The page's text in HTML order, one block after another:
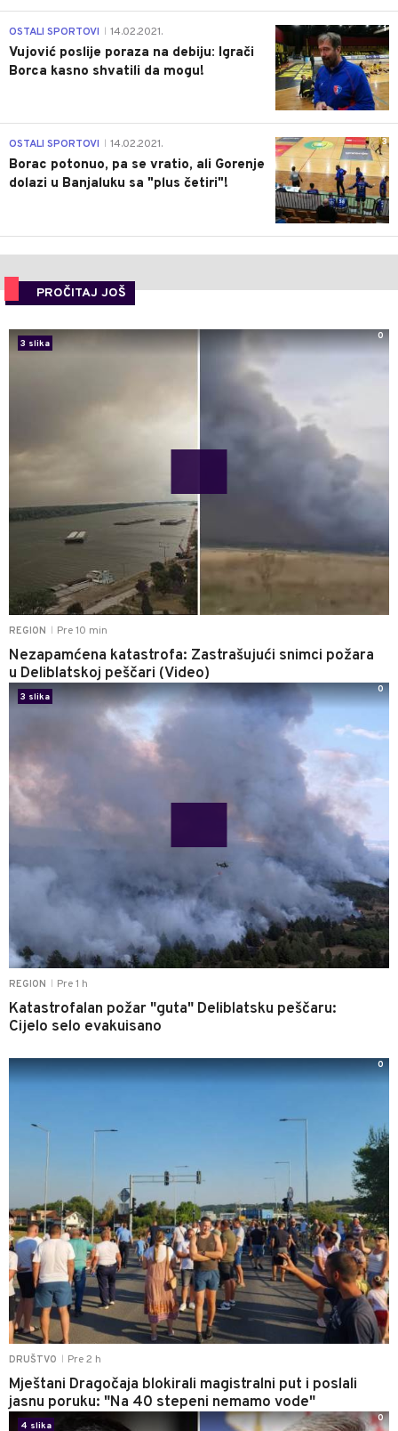
1
OSTALI SPORTOVI 14.02.2021.
Vujović poslije poraza na debiju: Igrači
Borca kasno shvatili da mogu!
3
OSTALI SPORTOVI 14.02.2021.
Borac potonuo, pa se vratio, ali Gorenje
dolazi u Banjaluku sa "plus četiri"!
PROČITAJ JOŠ
REGION Pre 10 min
Nezapamćena katastrofa: Zastrašujući snimci požara
u Deliblatskoj peščari (Video)
3 slika
0
REGION Pre 1 h
Katastrofalan požar "guta" Deliblatsku peščaru:
Cijelo selo evakuisano
3 slika
0
DRUŠTVO Pre 2 h
Mještani Dragočaja blokirali magistralni put i poslali
jasnu poruku: "Na 40 stepeni nemamo vode"
0
4 slika
0